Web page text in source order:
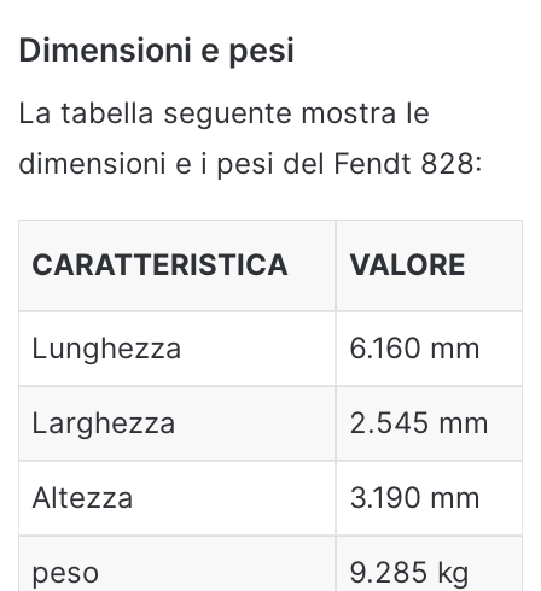
Dimensioni e pesi
La tabella seguente mostra le
dimensioni e i pesi del Fendt 828:
CARATTERISTICA VALORE
Lunghezza 6.160 mm
Larghezza 2.545 mm
Altezza 3.190 mm
peso 9.285 kg